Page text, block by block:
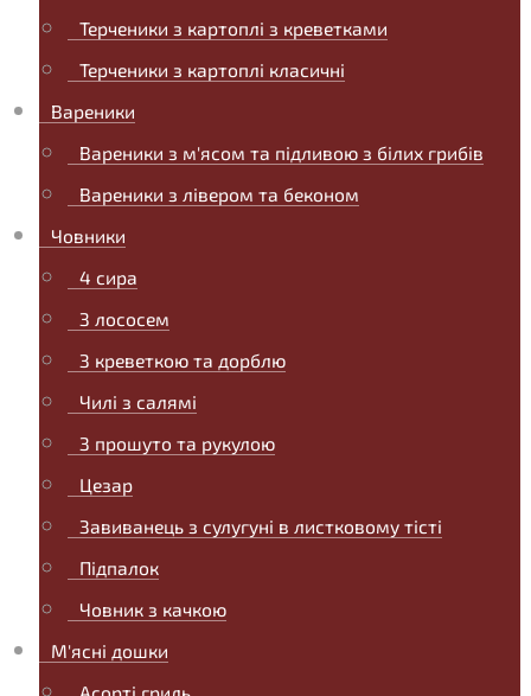
Терченики з картоплі з креветками
Терченики з картоплі класичні
Вареники
Вареники з м'ясом та підливою з білих грибів
Вареники з лівером та беконом
Човники
4 сира
З лососем
З креветкою та дорблю
Чилі з салямі
З прошуто та рукулою
Цезар
Завиванець з сулугуні в листковому тісті
Підпалок
Човник з качкою
М'ясні дошки